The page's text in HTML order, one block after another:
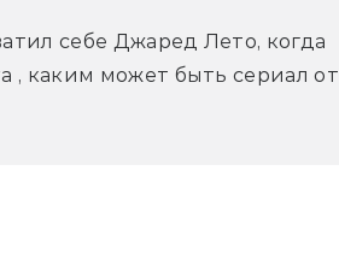
себе Джаред Лето, когда
, каким может быть сериал от